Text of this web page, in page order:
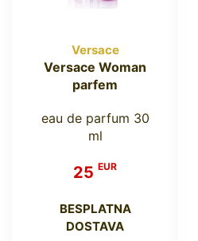
Versace
Versace Woman
parfem
eau de parfum 30
ml
25 EUR
BESPLATNA
DOSTAVA